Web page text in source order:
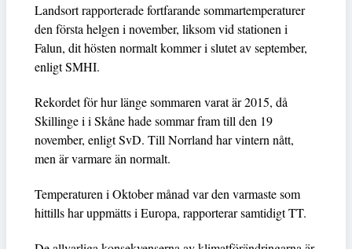
Landsort rapporterade fortfarande sommartemperaturer
den första helgen i november, liksom vid stationen i
Falun, dit hösten normalt kommer i slutet av september,
enligt SMHI.
Rekordet för hur länge sommaren varat är 2015, då
Skillinge i i Skåne hade sommar fram till den 19
november, enligt SvD. Till Norrland har vintern nått,
men är varmare än normalt.
Temperaturen i Oktober månad var den varmaste som
hittills har uppmätts i Europa, rapporterar samtidigt TT.